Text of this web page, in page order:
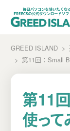
GREED ISLAND
第11回：Small
第11
使って